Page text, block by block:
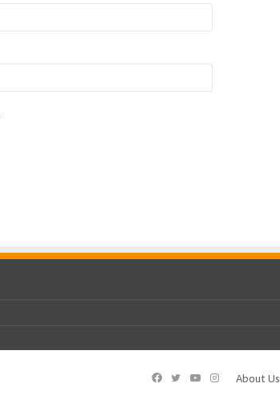
About Us
FacebookTwitter
YouTube
Instagram